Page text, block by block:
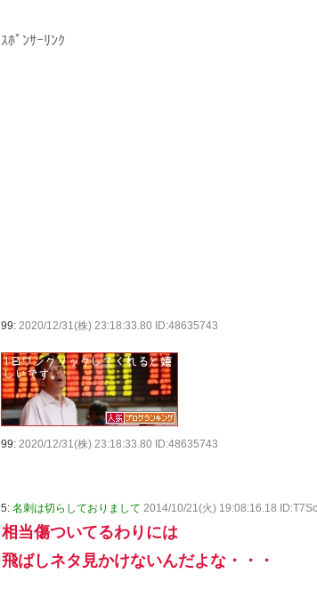
ｽﾎﾟﾝｻｰﾘﾝｸ
99: 2020/12/31(株) 23:18:33.80 ID:48635743
99: 2020/12/31(株) 23:18:33.80 ID:48635743
5: 名刺は切らしておりまして 2014/10/21(火) 19:08:16.18
相当傷ついてるわりには
飛ばしネタ見かけないんだよな・・・